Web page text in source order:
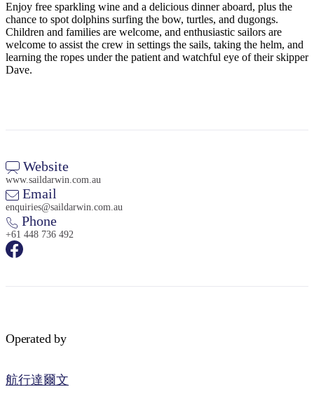
Sign
Enjoy free sparkling wine and a delicious dinner aboard, plus the
chance to spot dolphins surfing the bow, turtles, and dugongs.
Children and families are welcome, and enthusiastic sailors are
welcome to assist the crew in settings the sails, taking the helm, and
learning the ropes under the patient and watchful eye of their skipper
Dave.
Website
www.saildarwin.com.au
Email
enquiries@saildarwin.com.au
Phone
+61 448 736 492
Operated by
航行達爾文